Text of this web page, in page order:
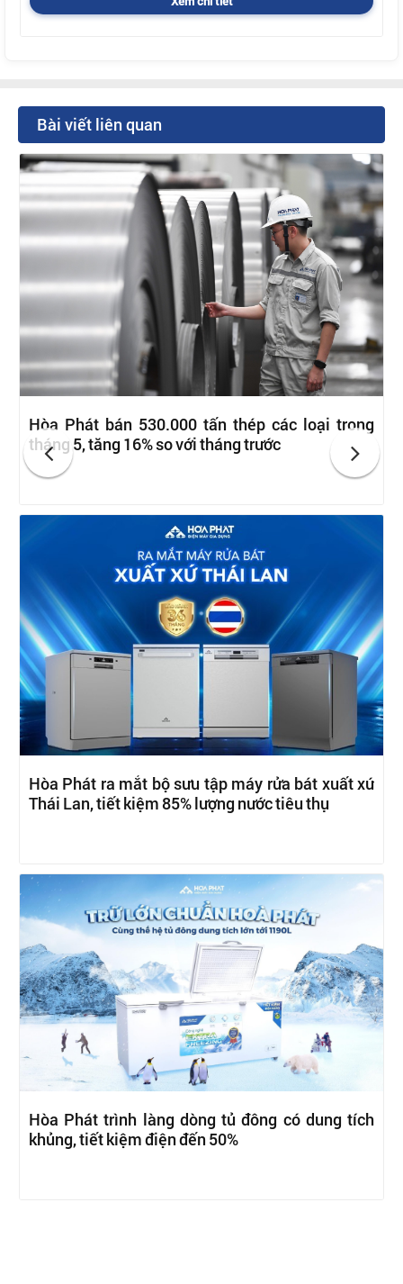
Bài viết liên quan
Hòa Phát bán 530.000 tấn thép các loại trong
tháng 5, tăng 16% so với tháng trước
Hòa Phát ra mắt bộ sưu tập máy rửa bát xuất xứ
Thái Lan, tiết kiệm 85% lượng nước tiêu thụ
Hòa Phát trình làng dòng tủ đông có dung tích
khủng, tiết kiệm điện đến 50%